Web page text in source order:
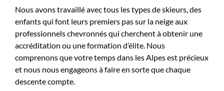
Nous avons travaillé avec tous les types de skieurs, des
enfants qui font leurs premiers pas sur la neige aux
professionnels chevronnés qui cherchent à obtenir une
accréditation ou une formation d’élite. Nous
comprenons que votre temps dans les Alpes est précieux
et nous nous engageons à faire en sorte que chaque
descente compte.